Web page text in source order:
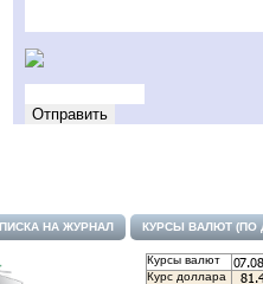
НА ЖУРНАЛ КУРСЫ ВАЛЮТ (ПО
Курсы валют
Курс доллара